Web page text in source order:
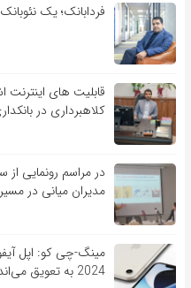
فردابانک؛ یک
قابلیت ‏های
کلاهبرداری در
در مراسم رونمایی
مدیران میانی در
2024 به تعویق می‌اندازد